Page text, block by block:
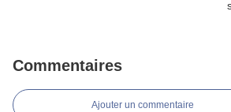
Commentaires
Ajouter un commentaire